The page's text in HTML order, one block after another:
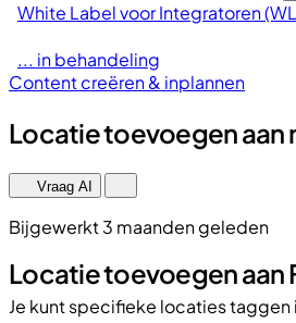
White Label voor Integratoren
... in behandeling
Content creëren & inplannen
Locatie toevoegen aan
Vraag AI
Bijgewerkt 3 maanden geleden
Locatie toevoegen
Je kunt specifieke locaties